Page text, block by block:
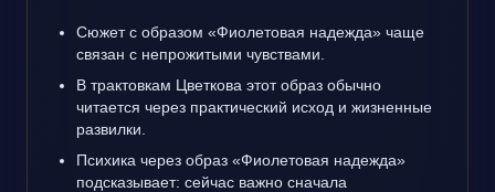
Сюжет с образом «Фиолетовая надежда» чаще
связан с непрожитыми чувствами.
В трактовкам Цветкова этот образ обычно
читается через практический исход и жизненные
развилки.
Психика через образ «Фиолетовая надежда»
подсказывает: сейчас важно сначала